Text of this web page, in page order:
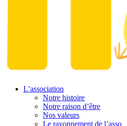
L’association
Notre histoire
Notre raison d’être
Nos valeurs
Le rayonnement de l’asso